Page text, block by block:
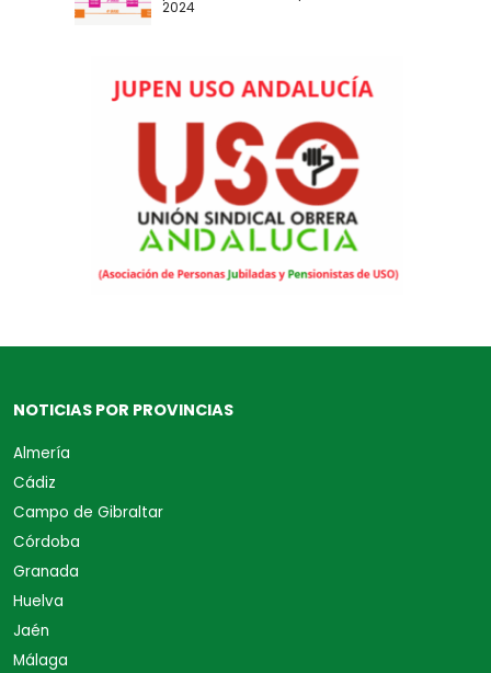
2024
NOTICIAS POR PROVINCIAS
Almería
Cádiz
Campo de Gibraltar
Córdoba
Granada
Huelva
Jaén
Málaga